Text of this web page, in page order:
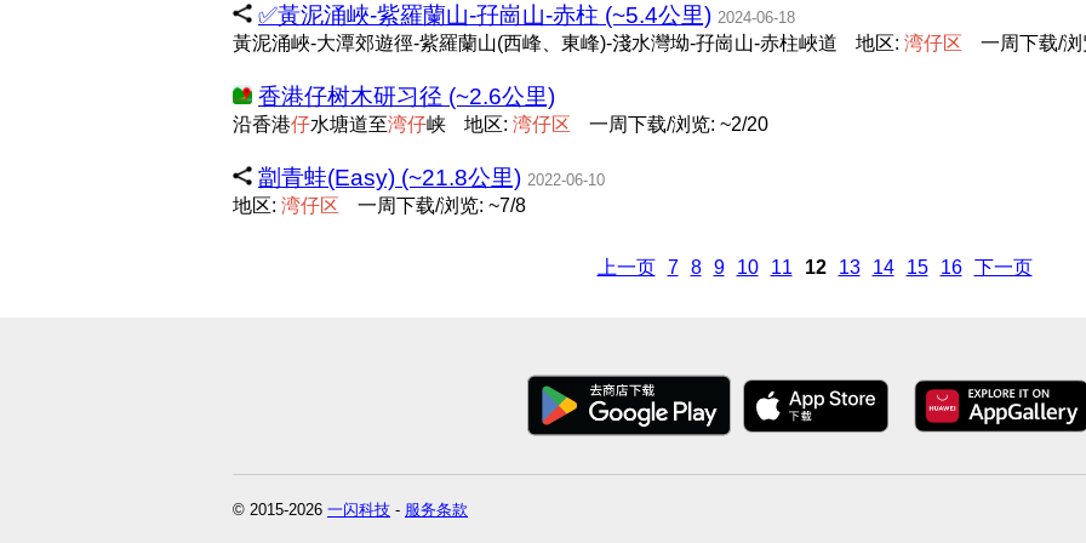
✅黃泥涌峽-紫羅蘭山-孖崗山-赤柱 (~5.4公里) 2024-06-18
黃泥涌峽-大潭郊遊徑-紫羅蘭山(西峰、東峰)-淺水灣坳-孖崗山-赤柱峽道 地区: 湾仔区 一周下载/
香港仔树木研习径 (~2.6公里)
沿香港仔水塘道至湾仔峡 地区: 湾仔区 一周下载/浏览: ~2/20
劏青蛙(Easy) (~21.8公里) 2022-06-10
地区: 湾仔区 一周下载/浏览: ~7/8
上一页 7 8 9 10 11 12 13 14 15 16 下一页
© 2015-2026 一闪科技 - 服务条款